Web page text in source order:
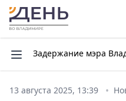
Задержание мэра
13 августа 2025, 13:39